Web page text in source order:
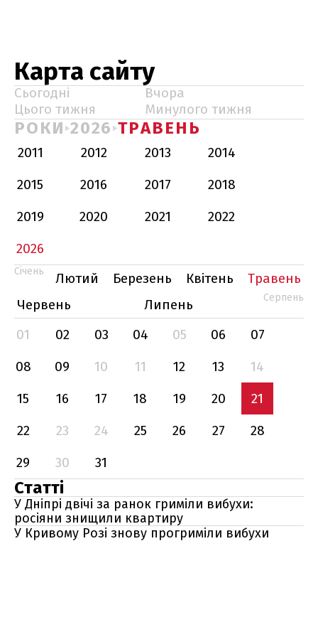
Карта сайту
Сьогодні
Вчора
Цього тижня
Минулого тижня
РОКИ 2026 ТРАВЕНЬ
2011 2012 2013
2014
2015
2016 2017
2018
2019
2020 2021
2022
2026
Січень Лютий Березень Квітень
Травень
Червень
Липень Серпень
01 02 03 04 05 06
07
08
09 10 11 12 13
14
15
16 17 18 19 20
21
22
23 24 25 26 27
28
29
30 31
Статті
У Дніпрі двічі за ранок гриміли вибухи:
росіяни знищили квартиру
У Кривому Розі знову прогриміли вибухи